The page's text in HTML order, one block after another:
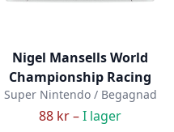
Nigel Mansells World
Championship Racing
Super Nintendo / Begagnad
88 kr –I lager